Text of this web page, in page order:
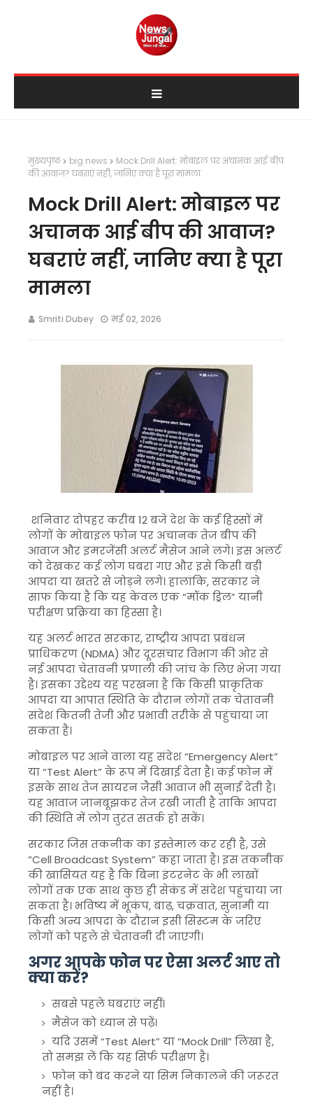
मुख्यपृष्ठ big news
Mock Drill Alert: मोबाइल पर अचानक आई बीप
की आवाज? घबराएं नहीं, जानिए क्या है पूरा मामला
Mock Drill Alert: मोबाइल पर
अचानक आई बीप की आवाज?
घबराएं नहीं, जानिए क्या है पूरा
मामला
Smriti Dubey मई 02, 2026
शनिवार दोपहर करीब 12 बजे देश के कई हिस्सों में
लोगों के मोबाइल फोन पर अचानक तेज बीप की
आवाज और इमरजेंसी अलर्ट मैसेज आने लगे। इस अलर्ट
को देखकर कई लोग घबरा गए और इसे किसी बड़ी
आपदा या खतरे से जोड़ने लगे। हालांकि, सरकार ने
साफ किया है कि यह केवल एक “मॉक ड्रिल” यानी
परीक्षण प्रक्रिया का हिस्सा है।
यह अलर्ट भारत सरकार, राष्ट्रीय आपदा प्रबंधन
प्राधिकरण (NDMA) और दूरसंचार विभाग की ओर से
नई आपदा चेतावनी प्रणाली की जांच के लिए भेजा गया
है। इसका उद्देश्य यह परखना है कि किसी प्राकृतिक
आपदा या आपात स्थिति के दौरान लोगों तक चेतावनी
संदेश कितनी तेजी और प्रभावी तरीके से पहुंचाया जा
सकता है।
मोबाइल पर आने वाला यह संदेश “Emergency Alert”
या “Test Alert” के रूप में दिखाई देता है। कई फोन में
इसके साथ तेज सायरन जैसी आवाज भी सुनाई देती है।
यह आवाज जानबूझकर तेज रखी जाती है ताकि आपदा
की स्थिति में लोग तुरंत सतर्क हो सकें।
सरकार जिस तकनीक का इस्तेमाल कर रही है, उसे
“Cell Broadcast System” कहा जाता है। इस तकनीक
की खासियत यह है कि बिना इंटरनेट के भी लाखों
लोगों तक एक साथ कुछ ही सेकंड में संदेश पहुंचाया जा
सकता है। भविष्य में भूकंप, बाढ़, चक्रवात, सुनामी या
किसी अन्य आपदा के दौरान इसी सिस्टम के जरिए
लोगों को पहले से चेतावनी दी जाएगी।
अगर आपके फोन पर ऐसा अलर्ट आए तो
क्या करें?
सबसे पहले घबराएं नहीं।
मैसेज को ध्यान से पढ़ें।
यदि उसमें “Test Alert” या “Mock Drill” लिखा है,
तो समझ लें कि यह सिर्फ परीक्षण है।
फोन को बंद करने या सिम निकालने की जरूरत
नहीं है।